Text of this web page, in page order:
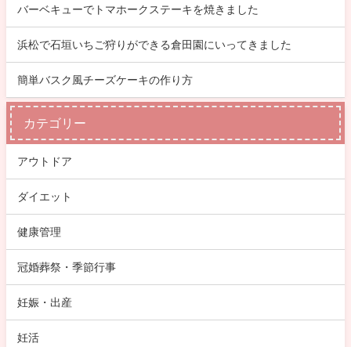
バーベキューでトマホークステーキを焼きました
浜松で石垣いちご狩りができる倉田園にいってきました
簡単バスク風チーズケーキの作り方
カテゴリー
アウトドア
ダイエット
健康管理
冠婚葬祭・季節行事
妊娠・出産
妊活